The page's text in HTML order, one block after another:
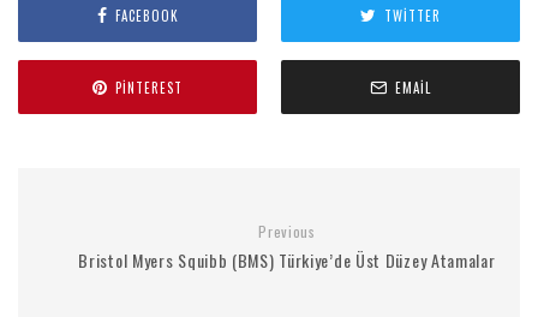
FACEBOOK TWITTER
PINTEREST EMAIL
Previous
Bristol Myers Squibb (BMS) Türkiye’de Üst Düzey Atamalar